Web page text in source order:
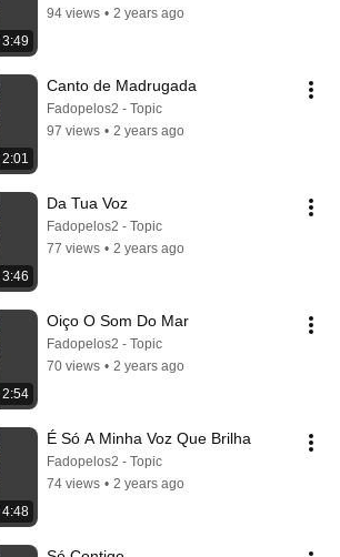
3:49
94 views • 2 years ago
2:01
Canto de Madrugada
Fadopelos2 - Topic
97 views • 2 years ago
3:46
Da Tua Voz
Fadopelos2 - Topic
77 views • 2 years ago
2:54
Oiço O Som Do Mar
Fadopelos2 - Topic
70 views • 2 years ago
4:48
É Só A Minha Voz Que Brilha
Fadopelos2 - Topic
74 views • 2 years ago